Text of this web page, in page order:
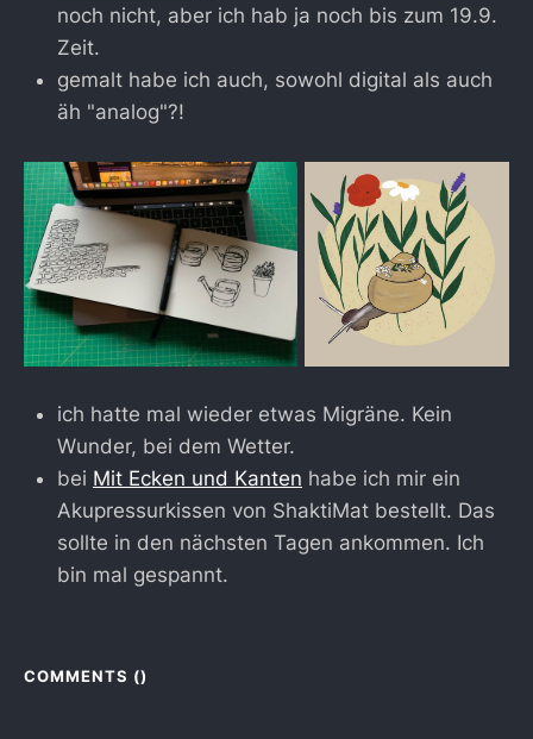
noch nicht, aber ich hab ja noch bis zum 19.9.
Zeit.
gemalt habe ich auch, sowohl digital als auch
äh "analog"?!
ich hatte mal wieder etwas Migräne. Kein
Wunder, bei dem Wetter.
bei Mit Ecken und Kanten habe ich mir ein
Akupressurkissen von ShaktiMat bestellt. Das
sollte in den nächsten Tagen ankommen. Ich
bin mal gespannt.
COMMENTS ()